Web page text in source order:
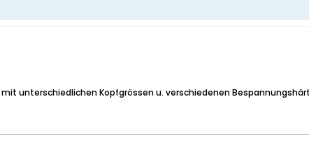
unterschiedlichen Kopfgrössen u. verschiedenen